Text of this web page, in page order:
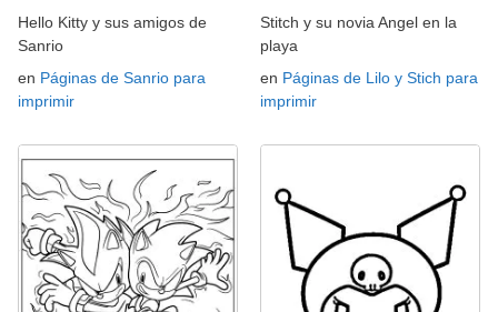
Hello Kitty y sus amigos de
Sanrio
en Páginas de Sanrio para
imprimir
Stitch y su novia Angel en la
playa
en Páginas de Lilo y Stich para
imprimir